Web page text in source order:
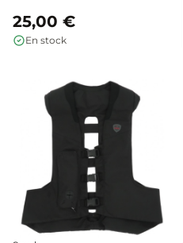
chaque déclenchement. Fiabilité
optimale et installation rapide
pour repartir sereinement en
25,00 €
En stock